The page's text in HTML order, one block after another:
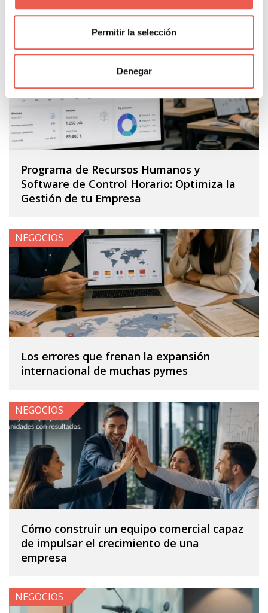
Permitir la selección
Denegar
Entradas relacionadas
Programa de Recursos Humanos y
Software de Control Horario: Optimiza la
Gestión de tu Empresa
NEGOCIOS
Los errores que frenan la expansión
internacional de muchas pymes
NEGOCIOS
Cómo construir un equipo comercial capaz
de impulsar el crecimiento de una
empresa
NEGOCIOS
NEGOCIOS